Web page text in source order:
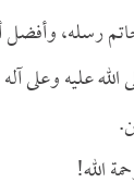
رسله، وأفضل
عليه وعلى
الله!